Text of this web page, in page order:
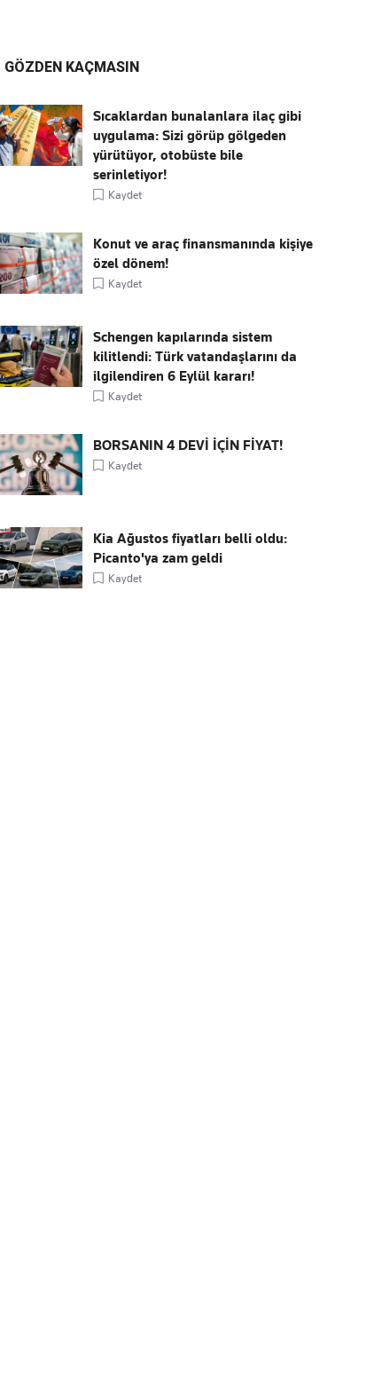
GÖZDEN KAÇMASIN
Sıcaklardan bunalanlara ilaç gibi
uygulama: Sizi görüp gölgeden
yürütüyor, otobüste bile
serinletiyor!
Kaydet
Konut ve araç finansmanında kişiye
özel dönem!
Kaydet
Schengen kapılarında sistem
kilitlendi: Türk vatandaşlarını da
ilgilendiren 6 Eylül kararı!
Kaydet
BORSANIN 4 DEVİ İÇİN FİYAT!
Kaydet
Kia Ağustos fiyatları belli oldu:
Picanto'ya zam geldi
Kaydet